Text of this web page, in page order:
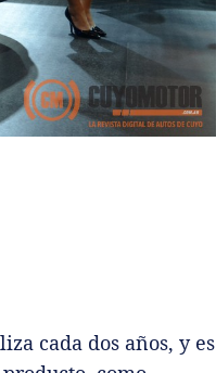
cada dos años, y es